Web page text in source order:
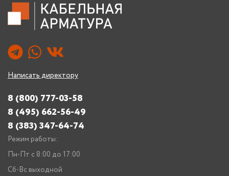
Написать директору
8 (800) 777-03-58
8 (495) 662-56-49
8 (383) 347-64-74
Режим работы:
Пн-Пт с 8:00 до 17:00
Сб-Вс выходной